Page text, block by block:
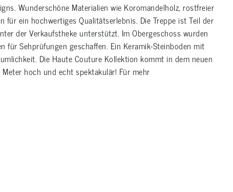
Wunderschöne Materialien wie Koromandelholz, rostfreier
ein hochwertiges Qualitätserlebnis. Die Treppe ist Teil der
der Verkaufstheke unterstützt. Im Obergeschoss wurden
für Sehprüfungen geschaffen. Ein Keramik-Steinboden mit
Die Haute Couture Kollektion kommt in dem neuen
hoch und echt spektakulär! Für mehr